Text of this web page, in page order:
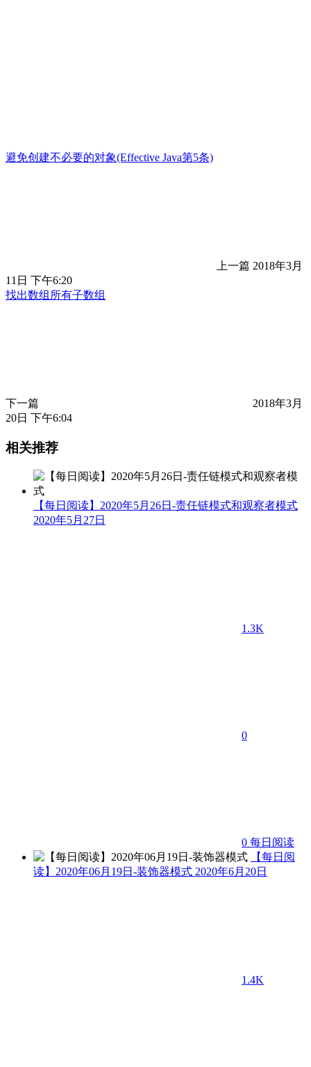
避免创建不必要的对象(Effective Java第5条)
上一篇 2018年3月
11日 下午6:20
找出数组所有子数组
下一篇
2018年3月
20日 下午6:04
相关推荐
【每日阅读】2020年5月26日-责任链模式和观察者模式
2020年5月27日
1.3K
0
0 每日阅读
【每日阅
读】2020年06月19日-装饰器模式 2020年6月20日
1.4K